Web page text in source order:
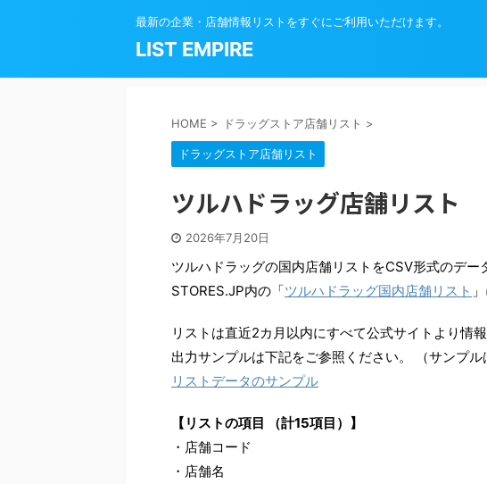
最新の企業・店舗情報リストをすぐにご利用いただけます。
LIST EMPIRE
HOME > ドラッグストア店舗リスト >
ドラッグストア店舗リスト
ツルハドラッグ店舗リスト
2026年7月20日
ツルハドラッグの国内店舗リストをCSV形式のデー
STORES.JP内の「ツルハドラッグ国内店舗リスト
リストは直近2カ月以内にすべて公式サイトより情
出力サンプルは下記をご参照ください。 （サンプル
リストデータのサンプル
【リストの項目 （計15項目）】
・店舗コード
・店舗名